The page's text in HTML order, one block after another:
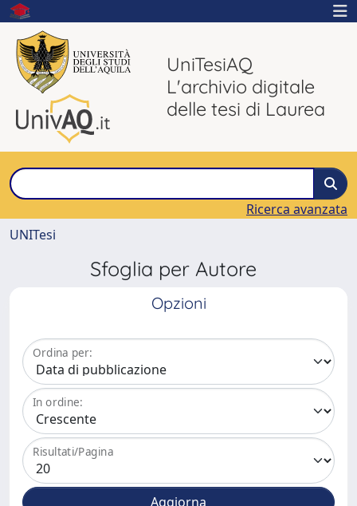
UniTesiAQ
L'archivio digitale
delle tesi di Laurea
Ricerca avanzata
UNITesi
Sfoglia per Autore
Opzioni
Ordina per:
In ordine:
Risultati/Pagina